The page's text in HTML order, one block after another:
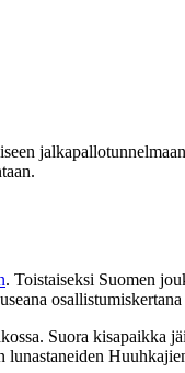
. Toistaiseksi Suomen
Suora kisapaikka